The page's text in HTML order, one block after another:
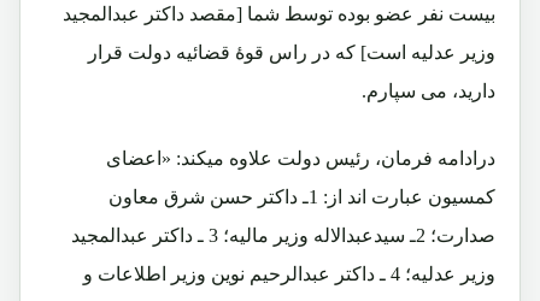
بیست نفر عضو بوده توسط شما [مقصد داکتر عبدالمجید
وزیر عدلیه است] که در راس قوۀ قضائیه دولت قرار
دارید، می سپارم.
درادامه فرمان، رئیس دولت علاوه میکند: «اعضای
کمسیون عبارت اند از: 1ـ داکتر حسن شرق معاون
صدارت؛ 2ـ سیدعبدالاله وزیر مالیه؛ 3 ـ داکتر عبدالمجید
وزیر عدلیه؛ 4 ـ داکتر عبدالرحیم نوین وزیر اطلاعات و